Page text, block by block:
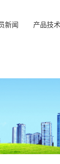
新闻 产品技术